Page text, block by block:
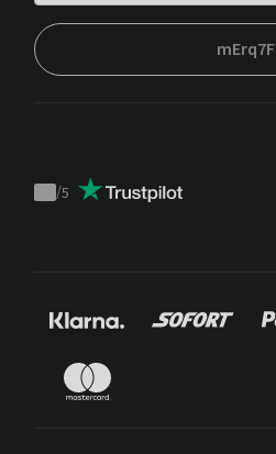
mErq7F
Trustpilot
/5